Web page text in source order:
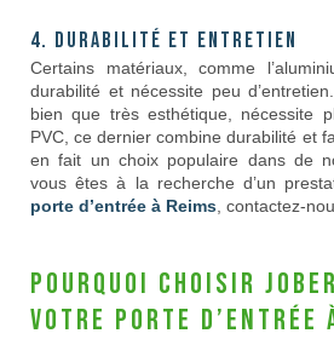
4. Durabilité et entretien
Certains matériaux, comme
durabilité et nécessite peu
bien que très esthétique, nécessite
PVC, ce dernier combine durabilité et
en fait un choix populaire dans de
vous êtes à la recherche d’un
porte d’entrée à Reims , contactez-
Pourquoi choisir
votre porte d’entrée